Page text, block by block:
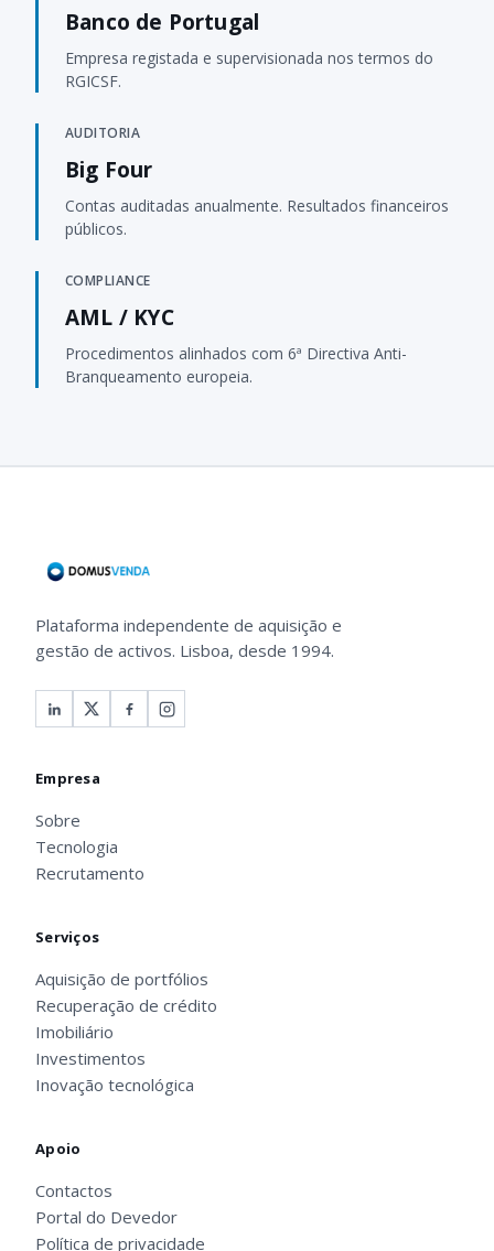
Banco de Portugal
Empresa registada e supervisionada nos termos do
RGICSF.
AUDITORIA
Big Four
Contas auditadas anualmente. Resultados financeiros
públicos.
COMPLIANCE
AML / KYC
Procedimentos alinhados com 6ª Directiva Anti-
Branqueamento europeia.
Plataforma independente de aquisição e
gestão de activos. Lisboa, desde 1994.
Empresa
Sobre
Tecnologia
Recrutamento
Serviços
Aquisição de portfólios
Recuperação de crédito
Imobiliário
Investimentos
Inovação tecnológica
Apoio
Contactos
Portal do Devedor
Política de privacidade